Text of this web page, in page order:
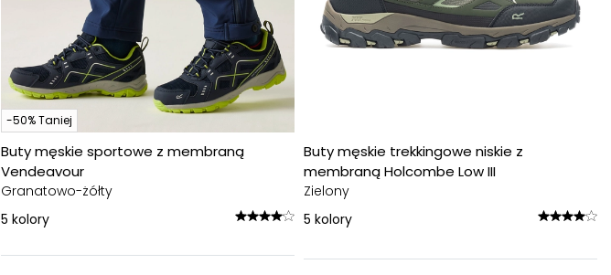
-50% Taniej
Buty męskie sportowe z membraną
Vendeavour
Granatowo-żółty
5 kolory
Buty męskie trekkingowe niskie z
membraną Holcombe Low III
Zielony
5 kolory